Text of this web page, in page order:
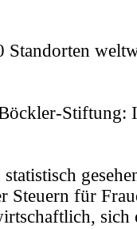
Standorten
Stiftung:
Steuern für
sich